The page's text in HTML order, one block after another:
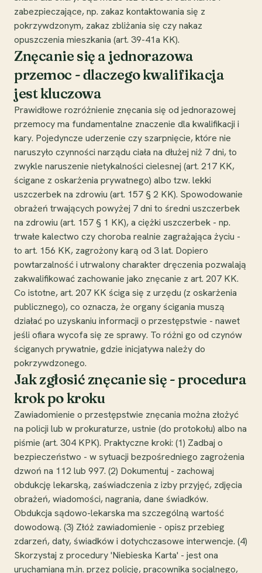
zabezpieczające, np. zakaz kontaktowania się z
pokrzywdzonym, zakaz zbliżania się czy nakaz
opuszczenia mieszkania (art. 39-41a KK).
Znęcanie się a jednorazowa
przemoc - dlaczego kwalifikacja
jest kluczowa
Prawidłowe rozróżnienie znęcania się od jednorazowej
przemocy ma fundamentalne znaczenie dla kwalifikacji i
kary. Pojedyncze uderzenie czy szarpnięcie, które nie
naruszyło czynności narządu ciała na dłużej niż 7 dni, to
zwykle naruszenie nietykalności cielesnej (art. 217 KK,
ścigane z oskarżenia prywatnego) albo tzw. lekki
uszczerbek na zdrowiu (art. 157 § 2 KK). Spowodowanie
obrażeń trwających powyżej 7 dni to średni uszczerbek
na zdrowiu (art. 157 § 1 KK), a ciężki uszczerbek - np.
trwałe kalectwo czy choroba realnie zagrażająca życiu -
to art. 156 KK, zagrożony karą od 3 lat. Dopiero
powtarzalność i utrwalony charakter dręczenia pozwalają
zakwalifikować zachowanie jako znęcanie z art. 207 KK.
Co istotne, art. 207 KK ściga się z urzędu (z oskarżenia
publicznego), co oznacza, że organy ścigania muszą
działać po uzyskaniu informacji o przestępstwie - nawet
jeśli ofiara wycofa się ze sprawy. To różni go od czynów
ściganych prywatnie, gdzie inicjatywa należy do
pokrzywdzonego.
Jak zgłosić znęcanie się - procedura
krok po kroku
Zawiadomienie o przestępstwie znęcania można złożyć
na policji lub w prokuraturze, ustnie (do protokołu) albo na
piśmie (art. 304 KPK). Praktyczne kroki: (1) Zadbaj o
bezpieczeństwo - w sytuacji bezpośredniego zagrożenia
dzwoń na 112 lub 997. (2) Dokumentuj - zachowaj
obdukcję lekarską, zaświadczenia z izby przyjęć, zdjęcia
obrażeń, wiadomości, nagrania, dane świadków.
Obdukcja sądowo-lekarska ma szczególną wartość
dowodową. (3) Złóż zawiadomienie - opisz przebieg
zdarzeń, daty, świadków i dotychczasowe interwencje. (4)
Skorzystaj z procedury 'Niebieska Karta' - jest ona
uruchamiana m.in. przez policję, pracownika socjalnego,